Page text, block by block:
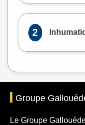
2
Groupe
Le Groupe